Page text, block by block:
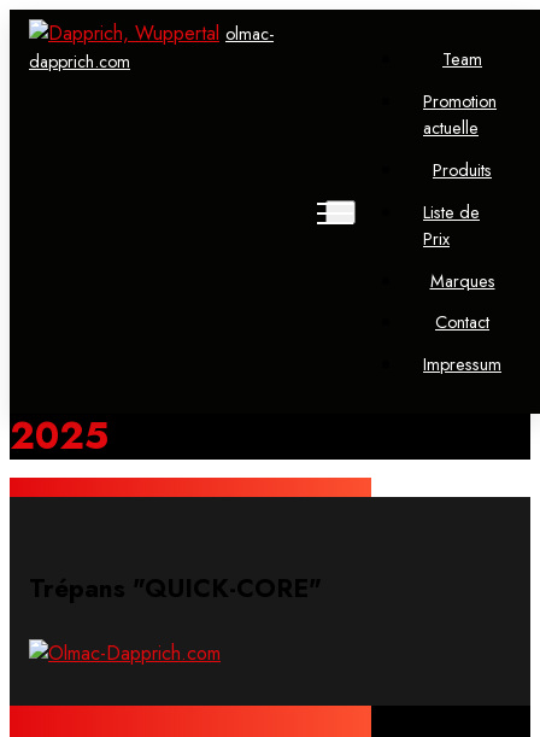
olmac-
dapprich.com
Team
Promotion
actuelle
Produits
Liste de
Prix
Marques
Contact
Impressum
Nouveautés
2025
Trépans "QUICK-CORE"